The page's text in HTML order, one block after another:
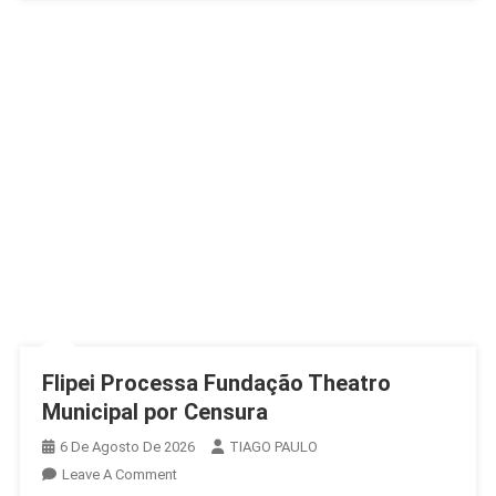
Flipei Processa Fundação Theatro
Municipal por Censura
6 De Agosto De 2026
TIAGO PAULO
Leave A CommentOn